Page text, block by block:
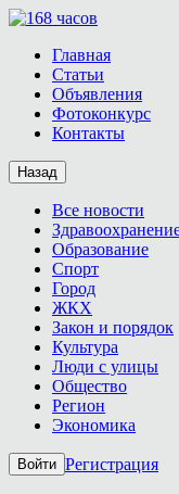
Главная
Статьи
Объявления
Фотоконкурс
Контакты
Назад
Все новости
Образование
Спорт
Город
ЖКХ
Закон и порядок
Культура
Люди с улицы
Общество
Регион
Экономика
Войти Регистрация